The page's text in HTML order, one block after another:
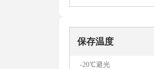
保存温度
-20℃避光